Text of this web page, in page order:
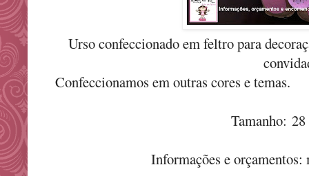
Urso confeccionado em feltro para
Confeccionamos em outras cores e temas.
Tamanho:
Informações e